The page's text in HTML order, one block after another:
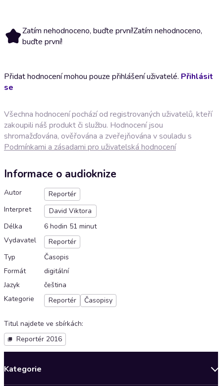
Zatím nehodnoceno, buďte první!Zatím nehodnoceno,
buďte první!
Přidat hodnocení mohou pouze přihlášení uživatelé. Přihlásit
se
Všechna hodnocení pochází od registrovaných uživatelů, kteří
zakoupili náš produkt či službu. Hodnocení jsou
shromažďována, ověřována a zveřejňována v souladu s
Podmínkami a zásadami pro uživatelská hodnocení
Informace o audioknize
Autor
Reportér
Interpret
David Viktora
Délka
6 hodin 51 minut
Vydavatel
Reportér
Typ
Časopis
Formát
digitální
Jazyk
čeština
Kategorie
Reportér Časopisy
Titul najdete ve sbírkách:
Reportér 2016
Kategorie